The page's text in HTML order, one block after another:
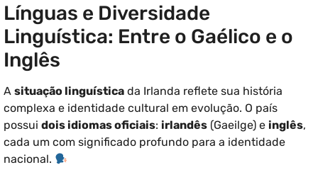
Línguas e Diversidade
Linguística: Entre o Gaélico e o
Inglês
A situação linguística da Irlanda reflete sua história
complexa e identidade cultural em evolução. O país
possui dois idiomas oficiais: irlandês (Gaeilge) e inglês,
cada um com significado profundo para a identidade
nacional.